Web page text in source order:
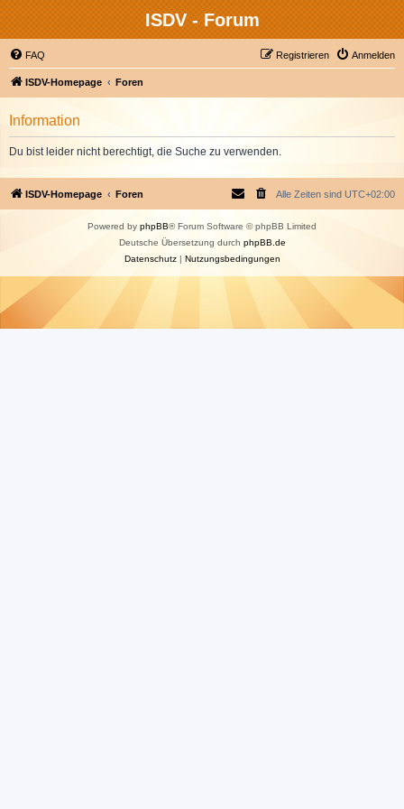
ISDV - Forum
FAQ Anmelden
Registrieren
ISDV-Homepage Foren
Information
Du bist leider nicht berechtigt, die Suche zu verwenden.
ISDV-Homepage Foren Alle Zeiten sind UTC+02:00
Powered by phpBB® Forum Software © phpBB Limited
Deutsche Übersetzung durch phpBB.de
Datenschutz| Nutzungsbedingungen